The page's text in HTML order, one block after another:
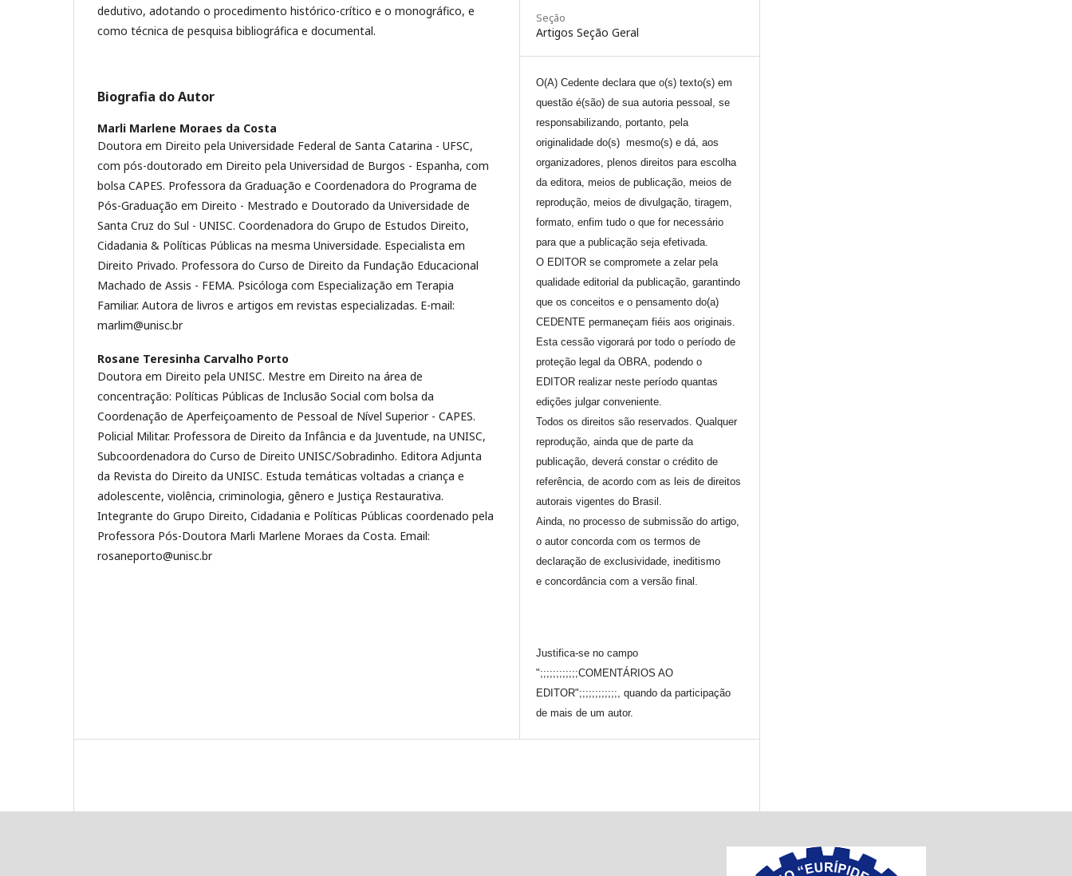
dedutivo, adotando o procedimento histórico-crítico e o monográfico, e
como técnica de pesquisa bibliográfica e documental.
Biografia do Autor
Marli Marlene Moraes da Costa
Doutora em Direito pela Universidade Federal de Santa Catarina - UFSC,
com pós-doutorado em Direito pela Universidad de Burgos - Espanha, com
bolsa CAPES. Professora da Graduação e Coordenadora do Programa de
Pós-Graduação em Direito - Mestrado e Doutorado da Universidade de
Santa Cruz do Sul - UNISC. Coordenadora do Grupo de Estudos Direito,
Cidadania & Políticas Públicas na mesma Universidade. Especialista em
Direito Privado. Professora do Curso de Direito da Fundação Educacional
Machado de Assis - FEMA. Psicóloga com Especialização em Terapia
Familiar. Autora de livros e artigos em revistas especializadas. E-mail:
marlim@unisc.br
Rosane Teresinha Carvalho Porto
Doutora em Direito pela UNISC. Mestre em Direito na área de
concentração: Políticas Públicas de Inclusão Social com bolsa da
Coordenação de Aperfeiçoamento de Pessoal de Nível Superior - CAPES.
Policial Militar. Professora de Direito da Infância e da Juventude, na UNISC,
Subcoordenadora do Curso de Direito UNISC/Sobradinho. Editora Adjunta
da Revista do Direito da UNISC. Estuda temáticas voltadas a criança e
adolescente, violência, criminologia, gênero e Justiça Restaurativa.
Integrante do Grupo Direito, Cidadania e Políticas Públicas coordenado pela
Professora Pós-Doutora Marli Marlene Moraes da Costa. Email:
rosaneporto@unisc.br
Seção
Artigos Seção Geral
O(A) Cedente declara que o(s) texto(s) em
questão é(são) de sua autoria pessoal, se
responsabilizando, portanto, pela
originalidade do(s) mesmo(s) e dá, aos
organizadores, plenos direitos para escolha
da editora, meios de publicação, meios de
reprodução, meios de divulgação, tiragem,
formato, enfim tudo o que for necessário
para que a publicação seja efetivada.
O EDITOR se compromete a zelar pela
qualidade editorial da publicação, garantindo
que os conceitos e o pensamento do(a)
CEDENTE permaneçam fiéis aos originais.
Esta cessão vigorará por todo o período de
proteção legal da OBRA, podendo o
EDITOR realizar neste período quantas
edições julgar conveniente.
Todos os direitos são reservados. Qualquer
reprodução, ainda que de parte da
publicação, deverá constar o crédito de
referência, de acordo com as leis de direitos
autorais vigentes do Brasil.
Ainda, no processo de submissão do artigo,
o autor concorda com os termos de
declaração de exclusividade, ineditismo
e concordância com a versão final.
Justifica-se no campo
";;;;;;;;;;;;COMENTÁRIOS AO
EDITOR";;;;;;;;;;;;, quando da participação
de mais de um autor.